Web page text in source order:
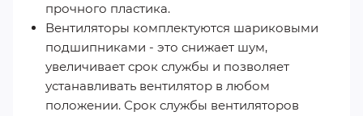
прочного пластика.
Вентиляторы комплектуются шариковыми
подшипниками - это снижает шум,
увеличивает срок службы и позволяет
устанавливать вентилятор в любом
положении. Срок службы вентиляторов